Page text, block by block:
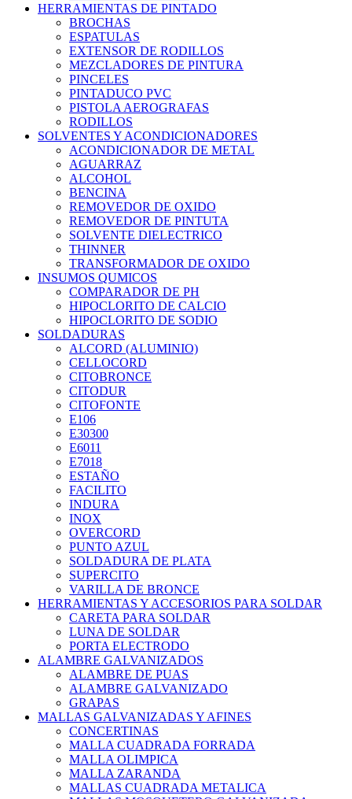
HERRAMIENTAS DE PINTADO
BROCHAS
ESPATULAS
EXTENSOR DE RODILLOS
MEZCLADORES DE PINTURA
PINCELES
PINTADUCO PVC
PISTOLA AEROGRAFAS
RODILLOS
SOLVENTES Y ACONDICIONADORES
ACONDICIONADOR DE METAL
AGUARRAZ
ALCOHOL
BENCINA
REMOVEDOR DE OXIDO
REMOVEDOR DE PINTUTA
SOLVENTE DIELECTRICO
THINNER
TRANSFORMADOR DE OXIDO
INSUMOS QUMICOS
COMPARADOR DE PH
HIPOCLORITO DE CALCIO
HIPOCLORITO DE SODIO
SOLDADURAS
ALCORD (ALUMINIO)
CELLOCORD
CITOBRONCE
CITODUR
CITOFONTE
E106
E30300
E6011
E7018
ESTAÑO
FACILITO
INDURA
INOX
OVERCORD
PUNTO AZUL
SOLDADURA DE PLATA
SUPERCITO
VARILLA DE BRONCE
HERRAMIENTAS Y ACCESORIOS PARA SOLDAR
CARETA PARA SOLDAR
LUNA DE SOLDAR
PORTA ELECTRODO
ALAMBRE GALVANIZADOS
ALAMBRE DE PUAS
ALAMBRE GALVANIZADO
GRAPAS
MALLAS GALVANIZADAS Y AFINES
CONCERTINAS
MALLA CUADRADA FORRADA
MALLA OLIMPICA
MALLA ZARANDA
MALLAS CUADRADA METALICA